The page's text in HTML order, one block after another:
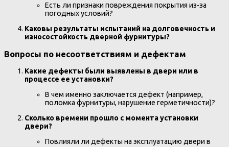
Есть ли признаки повреждения покрытия из-за
погодных условий?
Каковы результаты испытаний на долговечность и
износостойкость дверной фурнитуры?
Вопросы по несоответствиям и дефектам
Какие дефекты были выявлены в двери или в
процессе ее установки?
В чем именно заключается дефект (например,
поломка фурнитуры, нарушение герметичности)?
Сколько времени прошло с момента установки
двери?
Повлияли ли дефекты на эксплуатацию двери в